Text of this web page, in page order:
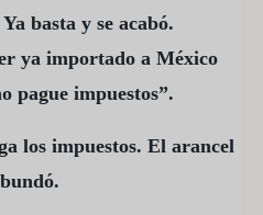
basta y se acabó.
ya importado a México
pague impuestos”.
los impuestos. El arancel